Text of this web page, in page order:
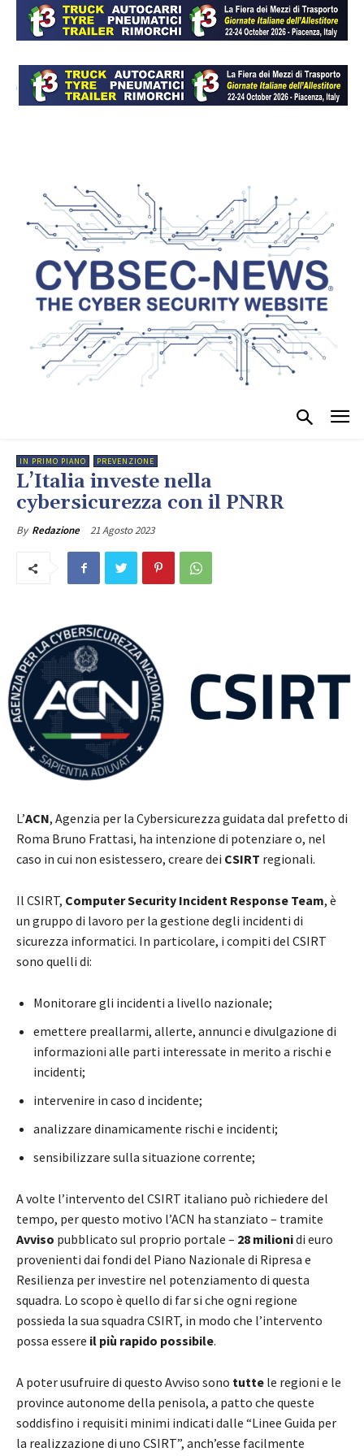
IN PRIMO PIANO PREVENZIONE
L’Italia investe nella
cybersicurezza con il PNRR
By Redazione 21 Agosto 2023
L’ACN, Agenzia per la Cybersicurezza guidata dal prefetto di
Roma Bruno Frattasi, ha intenzione di potenziare o, nel
caso in cui non esistessero, creare dei CSIRT regionali.
Il CSIRT, Computer Security Incident Response Team, è
un gruppo di lavoro per la gestione degli incidenti di
sicurezza informatici. In particolare, i compiti del CSIRT
sono quelli di:
Monitorare gli incidenti a livello nazionale;
emettere preallarmi, allerte, annunci e divulgazione di
informazioni alle parti interessate in merito a rischi e
incidenti;
intervenire in caso d incidente;
analizzare dinamicamente rischi e incidenti;
sensibilizzare sulla situazione corrente;
A volte l’intervento del CSIRT italiano può richiedere del
tempo, per questo motivo l’ACN ha stanziato – tramite
Avviso pubblicato sul proprio portale – 28 milionidi euro
provenienti dai fondi del Piano Nazionale di Ripresa e
Resilienza per investire nel potenziamento di questa
squadra. Lo scopo è quello di far si che ogni regione
possieda la sua squadra CSIRT, in modo che l’intervento
possa essere il più rapido possibile.
A poter usufruire di questo Avviso sono tutte le regioni e le
province autonome della penisola, a patto che queste
soddisfino i requisiti minimi indicati dalle “Linee Guida per
la realizzazione di uno CSIRT”, anch’esse facilmente